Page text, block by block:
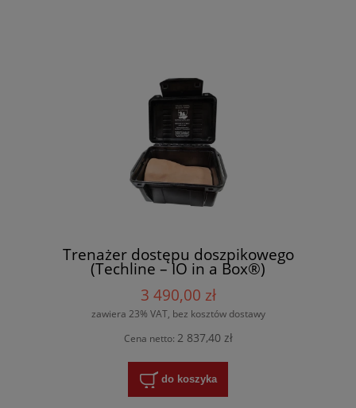
Trenażer dostępu doszpikowego
(Techline – IO in a Box®)
3 490,00 zł
zawiera 23% VAT, bez kosztów dostawy
Cena netto: 2 837,40 zł
do koszyka